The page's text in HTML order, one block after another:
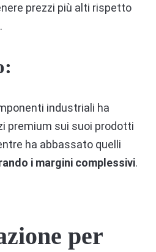
prezzi più alti rispetto
industriali ha
premium sui suoi prodotti
ha abbassato quelli
i margini complessivi.
per